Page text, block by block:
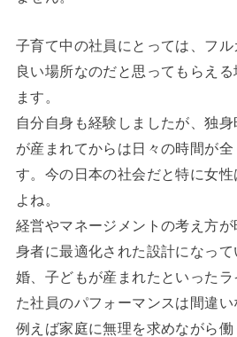
子育て中の社員にとっては、フ
良い場所なのだと思ってもらえ
ます。
自分自身も経験しましたが、独
が産まれてからは日々の時間が
す。今の日本の社会だと特に女
よね。
経営やマネージメントの考え方
身者に最適化された設計になっ
婚、子どもが産まれたといった
た社員のパフォーマンスは間違い
例えば家庭に無理を求めながら